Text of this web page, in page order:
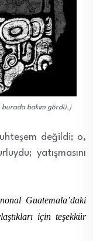
burada bakım gördü.)
değildi; o,
yatışmasını
Guatemala’daki
için teşekkür